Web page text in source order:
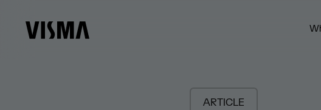
ARTICLE